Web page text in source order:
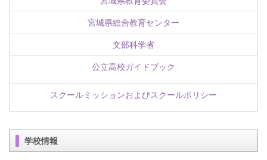
宮城県総合教育センター
文部科学省
公立高校ガイドブック
スクールミッションおよびスクールポリシー
学校情報